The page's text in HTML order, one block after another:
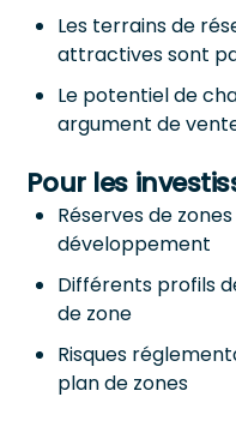
Les terrains de
attractives sont
Le potentiel de
argument de
Pour les
Réserves de
développement
Différents profils
de zone
Risques
plan de zones